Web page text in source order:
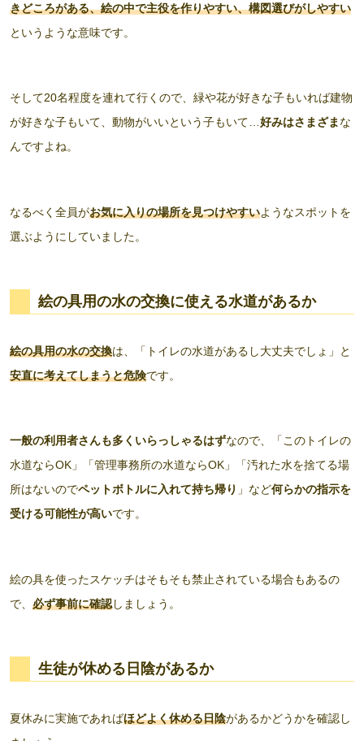
きどころがある、絵の中で主役を作りやすい、構図選びがしやすい
というような意味です。
そして20名程度を連れて行くので、緑や花が好きな子もいれば建物
が好きな子もいて、動物がいいという子もいて…好みはさまざまな
んですよね。
なるべく全員がお気に入りの場所を見つけやすいようなスポットを
選ぶようにしていました。
絵の具用の水の交換に使える水道があるか
絵の具用の水の交換は、「トイレの水道があるし大丈夫でしょ」と
安直に考えてしまうと危険です。
一般の利用者さんも多くいらっしゃるはずなので、「このトイレの
水道ならOK」「管理事務所の水道ならOK」「汚れた水を捨てる場
所はないのでペットボトルに入れて持ち帰り 」など何らかの指示を
受ける可能性が高いです。
絵の具を使ったスケッチはそもそも禁止されている場合もあるの
で、 必ず事前に確認しましょう。
生徒が休める 日陰があるか
夏休みに実施であればほどよく休める日陰があるかどうかを確認し